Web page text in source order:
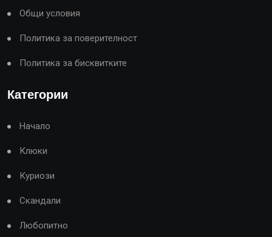
Общи условия
Политика за поверителност
Политика за бисквитките
Категории
Начало
Клюки
Куриози
Скандали
Любопитно